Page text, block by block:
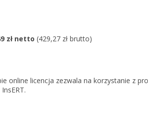
zł netto (429,27 zł brutto)
online licencja zezwala na korzystanie z